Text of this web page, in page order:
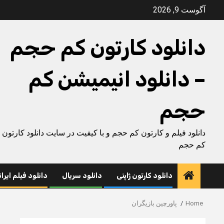
آگوست 9, 2026
دانلود کارتون کم حجم
– دانلود انیمیشن کم
حجم
دانلود فیلم و کارتون کم حجم و با کیفیت در سایت دانلود کارتون
کم حجم
دانلود کارتون ژاپنی دانلود سریال دانلود فیلم
Home پاورچین بازیگران